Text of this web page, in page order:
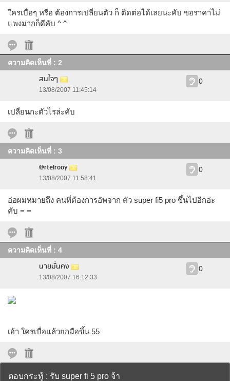
ใครเบื่อๆ หรือ ต้องการเปลี่ยนตัว ก็ ติดต่อได้เลยนะคับ ขอราคาไม่
แพงมากก็ดีคับ ^ ^
ความคิดเห็นที่ : 2
สนใจๆ
13/08/2007 11:45:14
0
เปลี่ยนกะตัวไรล่ะคับ
ความคิดเห็นที่ : 3
@rtelrooy
13/08/2007 11:58:41
0
อ่อผมหมายถึง คนที่ต้องการอัพจาก ตัว super fi5 pro ขึ้นไปอีกอ่ะ
คับ = =
ความคิดเห็นที่ : 4
นายมั่นคง
13/08/2007 16:12:33
0
เอ้า ใครเบื่อแล้วยกมือขึ้น 55
ตอบกระทู้ : รับ super fi 5 pro จ้า